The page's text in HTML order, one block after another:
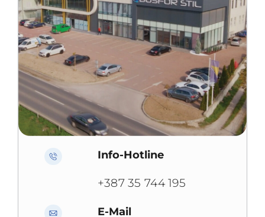
Info-Hotline
+387 35 744 195
E-Mail